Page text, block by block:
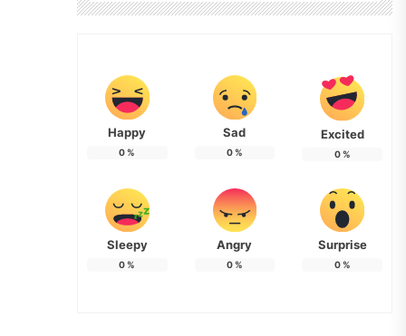
Happy
0%
Sad
0%
Excited
0%
Sleepy
0%
Angry
0%
Surprise
0%